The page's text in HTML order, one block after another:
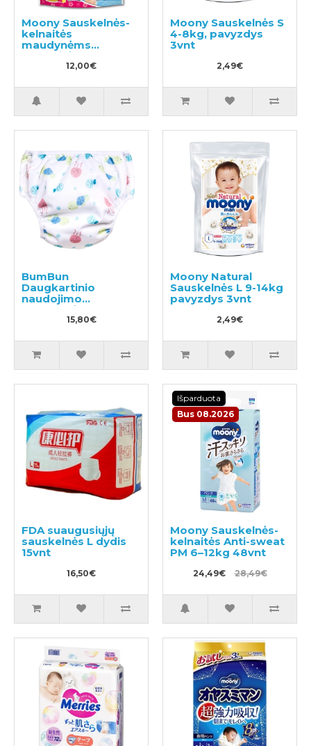
Moony Sauskelnės-
kelnaitės
maudynėms
mergaitėms PM 6-
12kg 3vnt12,00€
Moony Sauskelnės S
4-8kg, pavyzdys
3vnt
2,49€
BumBun
Daugkartinio
naudojimo
sauskelnės
plaukimui ir tualeto
15,80€
Moony Natural
Sauskelnės L 9-14kg
pavyzdys 3vnt
2,49€
FDA suaugusiųjų
sauskelnės L dydis
15vnt
16,50€
Išparduota
Bus 08.2026
Moony Sauskelnės-
kelnaitės Anti-sweat
PM 6–12kg 48vnt
24,49€ 28,49€